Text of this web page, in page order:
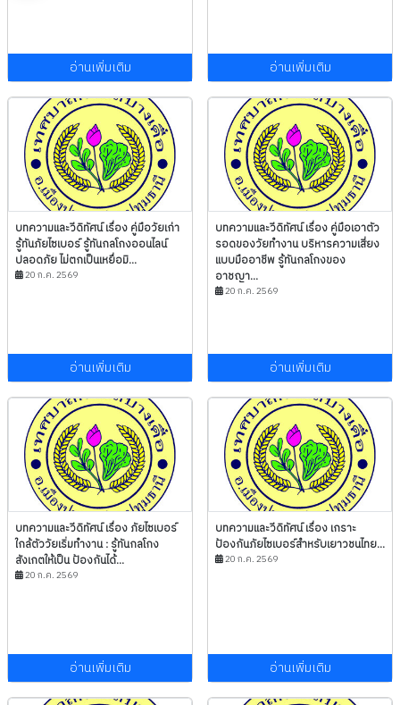
อ่านเพิ่มเติม อ่านเพิ่มเติม
บทความและวีดิทัศน์ เรื่อง คู่มือวัยเก่า
รู้ทันภัยไซเบอร์ รู้ทันกลโกงออนไลน์
ปลอดภัย ไม่ตกเป็นเหยื่อมิ...
20 ก.ค. 2569
อ่านเพิ่มเติม
บทความและวีดิทัศน์ เรื่อง คู่มือเอาตัว
รอดของวัยทำงาน บริหารความเสี่ยง
แบบมืออาชีพ รู้ทันกลโกงของ
อาชญา...
20 ก.ค. 2569
อ่านเพิ่มเติม
บทความและวีดิทัศน์ เรื่อง ภัยไซเบอร์
ใกล้ตัววัยเริ่มทำงาน : รู้ทันกลโกง
สังเกตให้เป็น ป้องกันได้...
20 ก.ค. 2569
อ่านเพิ่มเติม
บทความและวีดิทัศน์ เรื่อง เกราะ
ป้องกันภัยไซเบอร์สำหรับเยาวชนไทย...
20 ก.ค. 2569
อ่านเพิ่มเติม